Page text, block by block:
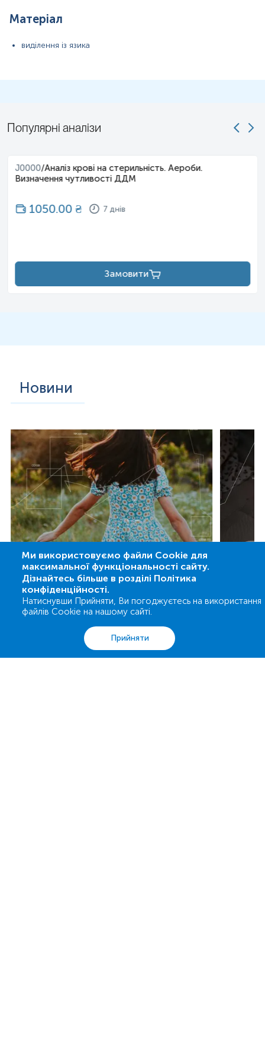
Матеріал
виділення із язика
Популярні аналізи
J0000/Аналіз крові на стерильність. Аероби.
Визначення чутливості ДДМ
1050.00₴ 7 днів
Замовити
Новини
Кортизоловий живіт: що це таке та як
його позбутися
Як
Ми використовуємо файли Cookie для
максимальної функціональності сайту.
Дізнайтесь більше в розділі Політика
конфіденційності.
Натиснувши Прийняти, Ви погоджуєтесь на використання
файлів Cookie на нашому сайті.
Прийняти
Акції Адреси Кошик